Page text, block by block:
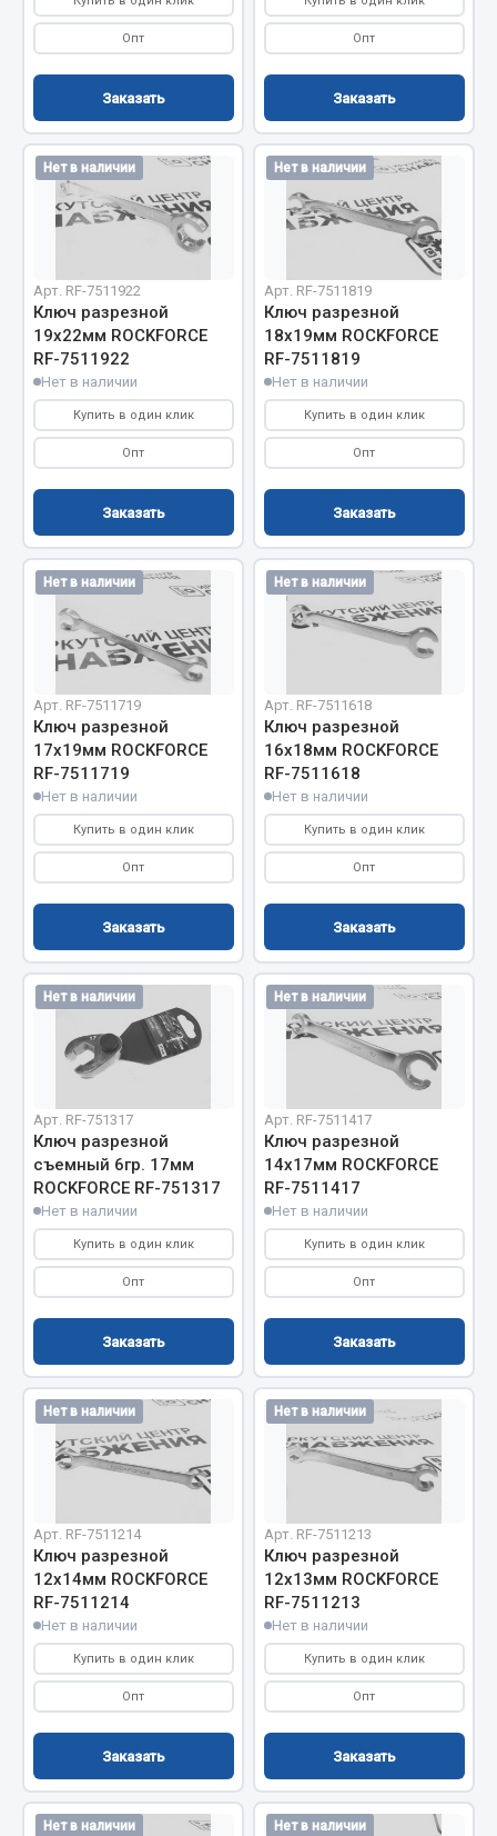
Весь раздел
Цепи подъёмные
Весь раздел
РТИ
Кольца уплотнительные
Лента конвейерная
Манжеты
Паронит
Патрубки
Прокладки
Рукава высокого давления
Показать ещё
Весь раздел
Автомобильная электрика
Блоки реле и предохранителей
Вилки нагрузочные
Выключатели и переключатели клавишные
Выключатели кнопочные
Выключатель массы
Показать ещё
Весь раздел
Запчасти на полуприцепы
Амортизаторы для полуприцепов
Весь раздел
Запчасти КамАЗ
Двигатель
Система питания
Система охлаждения
Сцепление
Коробка передач
Коробка передач ZF
Показать ещё
Весь раздел
Запчасти МАЗ
Система питания
Подвеска
Тормозная система
Двери
Окно ветровое
Двигатель
Электрооборудование
Опт
Заказать
Опт
Заказать
Нет в наличии
Арт. RF-7511922
Ключ разрезной
19х22мм ROCKFORCE
RF-7511922
Нет в наличии
Купить в один клик
Опт
Заказать
Нет в наличии
Арт. RF-7511819
Ключ разрезной
18х19мм ROCKFORCE
RF-7511819
Нет в наличии
Купить в один клик
Опт
Заказать
Нет в наличии
Арт. RF-7511719
Ключ разрезной
17х19мм ROCKFORCE
RF-7511719
Нет в наличии
Купить в один клик
Опт
Заказать
Нет в наличии
Арт. RF-7511618
Ключ разрезной
16х18мм ROCKFORCE
RF-7511618
Нет в наличии
Купить в один клик
Опт
Заказать
Нет в наличии
Арт. RF-751317
Ключ разрезной
съемный 6гр. 17мм
ROCKFORCE RF-751317
Нет в наличии
Купить в один клик
Опт
Заказать
Нет в наличии
Арт. RF-7511417
Ключ разрезной
14х17мм ROCKFORCE
RF-7511417
Нет в наличии
Купить в один клик
Опт
Заказать
Нет в наличии
Арт. RF-7511214
Ключ разрезной
12х14мм ROCKFORCE
RF-7511214
Нет в наличии
Купить в один клик
Опт
Заказать
Нет в наличии
Арт. RF-7511213
Ключ разрезной
12х13мм ROCKFORCE
RF-7511213
Нет в наличии
Купить в один клик
Опт
Заказать
Нет в наличии Нет в наличии